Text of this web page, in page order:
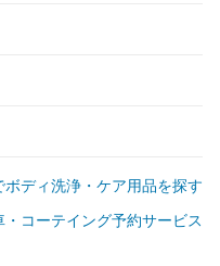
ボディ洗浄・ケア用品を探す
コーテイング予約サービス